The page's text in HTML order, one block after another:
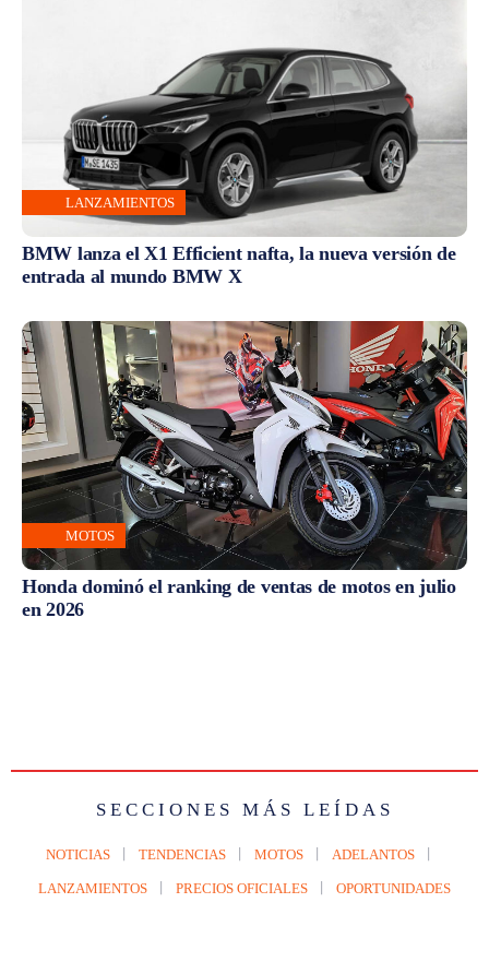
LANZAMIENTOS
BMW lanza el X1 Efficient nafta, la nueva versión de
entrada al mundo BMW X
MOTOS
Honda dominó el ranking de ventas de motos en julio
en 2026
SECCIONES MÁS LEÍDAS
NOTICIAS TENDENCIAS MOTOS ADELANTOS
LANZAMIENTOS PRECIOS OFICIALES OPORTUNIDADES